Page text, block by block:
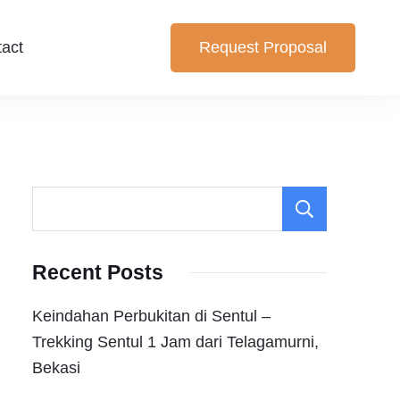
dan Trekking Sentul pilihan yang cocok untuk anda.
Request Proposal
Recent Posts
Keindahan Perbukitan di Sentul –
Trekking Sentul 1 Jam dari Telagamurni,
Bekasi